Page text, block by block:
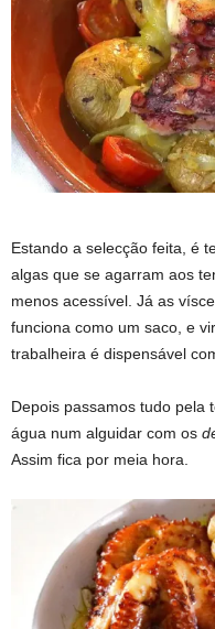
Estando a selecção feita, é
algas que se agarram aos
menos acessível. Já as
funciona como um saco, e
trabalheira é dispensável
Depois passamos tudo pela
água num alguidar com os
Assim fica por meia hora.